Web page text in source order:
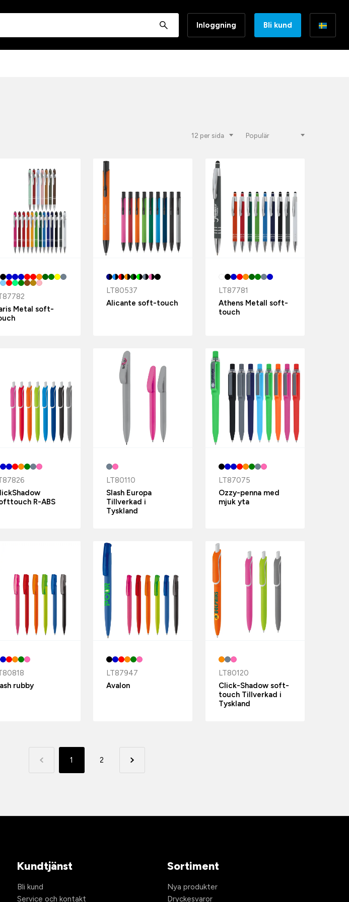
Inloggning Bli kund
Metal soft-
LT80537
Alicante soft-touch
LT87781
Athens Metall soft-
touch
R-ABS
LT80110
Slash Europa
Tillverkad i
Tyskland
LT87075
Ozzy-penna med
mjuk yta
rubby
LT87947
Avalon
LT80120
Click-Shadow soft-
touch Tillverkad i
Tyskland
1 2
Kundtjänst
Bli kund
Service och kontakt
Sortiment
Nya produkter
Dryckesvaror